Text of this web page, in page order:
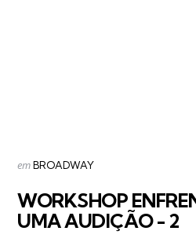
Postado
emBROADWAY
WORKSHOP
UMA AUDIÇÃO - 2